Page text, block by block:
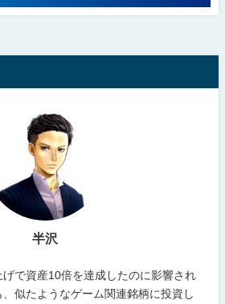
半沢
で資産10倍を達成したのに影響され
似たようなゲーム関連銘柄に投資し